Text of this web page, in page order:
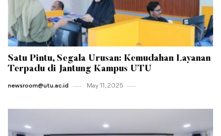
Satu Pintu, Segala Urusan: Kemudahan Layanan
Terpadu di Jantung Kampus UTU
newsroom@utu.ac.id May 11 , 2025